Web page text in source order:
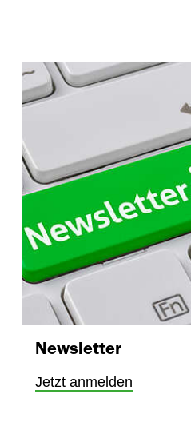
Newsletter
Jetzt anmelden